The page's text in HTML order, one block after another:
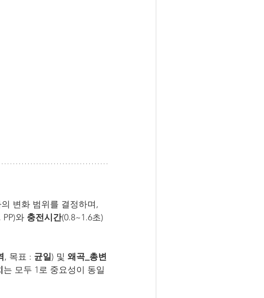
변화 범위를 결정하며,
PP)와 충전시간(0.8~1.6초)
, 목표 : 균일) 및 왜곡_총변
는 모두 1로 중요성이 동일